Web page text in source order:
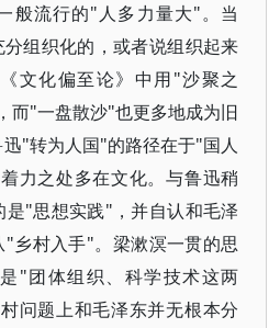
般流行的"人多力量大"。当
组织化的，或者说组织起来
文化偏至论》中用"沙聚之
而"一盘散沙"也更多地成为旧
"转为人国"的路径在于"国人
力之处多在文化。与鲁迅稍
"思想实践"，并自认和毛泽
乡村入手"。梁漱溟一贯的思
"团体组织、科学技术这两
问题上和毛泽东并无根本分